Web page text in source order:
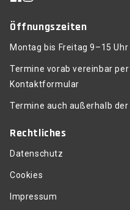
Öffnungszeiten
Montag bis Freitag 9–15
Termine vorab vereinbar
Kontaktformular
Termine auch außerhalb
Rechtliches
Datenschutz
Cookies
Impressum